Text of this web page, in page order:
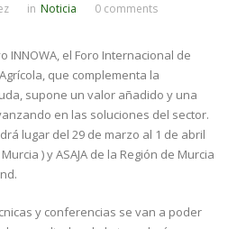
in Noticia 0 comments
INNOWA, el Foro Internacional de
que complementa la
supone un valor añadido y una
en las soluciones del sector.
lugar del 29 de marzo al 1 de abril
) y ASAJA de la Región de Murcia
y conferencias se van a poder